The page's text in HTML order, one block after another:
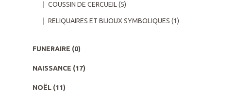
COUSSIN DE CERCUEIL(5)
RELIQUAIRES ET BIJOUX SYMBOLIQUES (1)
FUNERAIRE (0)
NAISSANCE (17)
NOËL (11)